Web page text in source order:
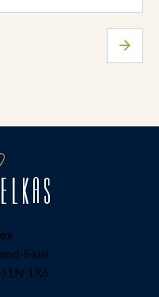
Fabi
1X6